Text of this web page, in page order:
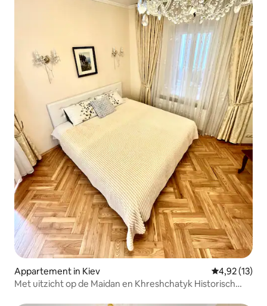
Appartement in Kiev Gemiddelde
4,92 (13)
Met uitzicht op de Maidan en Khreshchatyk Historisch